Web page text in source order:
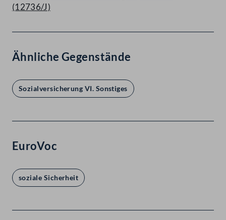
(12736/J)
Ähnliche Gegenstände
Sozialversicherung VI. Sonstiges
EuroVoc
soziale Sicherheit